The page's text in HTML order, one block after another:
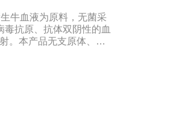
牛血液为原料，无菌采
抗原、抗体双阴性的血
。本产品无支原体、病
及单克隆抗体的制备和
合《中华人民共和国药